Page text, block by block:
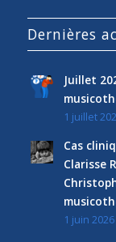
Dernières
Juillet
1 juillet
Cas
Clarisse
1 juin